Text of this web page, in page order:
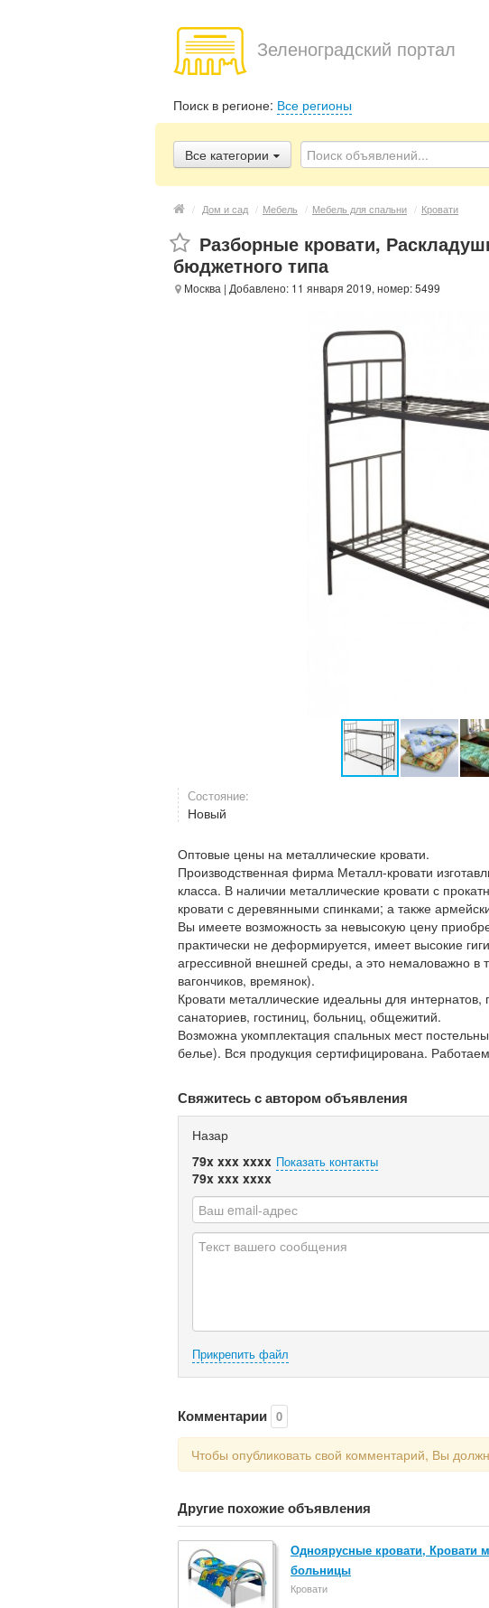
Зеленоградский портал
Поиск в регионе: Все регионы
Все категории
/ Дом и сад / Мебель / Мебель для спальни / Кровати
Разборные кровати,
бюджетного типа
Москва | Добавлено: 11 января 2019, номер: 5499
Состояние:
Новый
Оптовые цены на металлические кровати.
Производственная фирма Металл-кровати
класса. В наличии металлические кровати с
кровати с деревянными спинками; а также
Вы имеете возможность за невысокую цену
практически не деформируется, имеет высокие
агрессивной внешней среды, а это немаловажно в
вагончиков, времянок).
Кровати металлические идеальны для
санаториев, гостиниц, больниц, общежитий.
Возможна укомплектация спальных мест
белье). Вся продукция сертифицирована.
Свяжитесь с автором объявления
Назар
79x xxx xxxx Показать контакты
79x xxx xxxx
Прикрепить файл
Комментарии 0
Чтобы опубликовать свой комментарий, Вы
Другие похожие объявления
Одноярусные кровати, Кровати
больницы
Кровати